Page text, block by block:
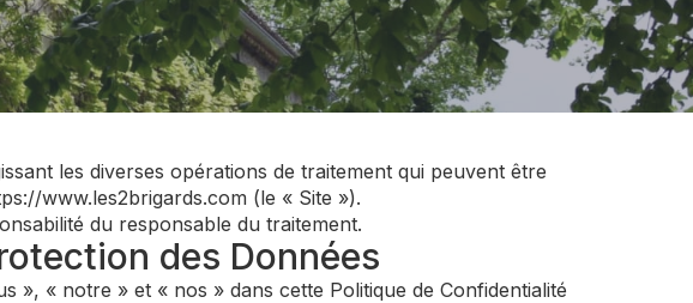
les diverses opérations de traitement qui peuvent être
www.les2brigards.com (le « Site »).
du responsable du traitement.
des Données
», « notre » et « nos » dans cette Politique de Confidentialité